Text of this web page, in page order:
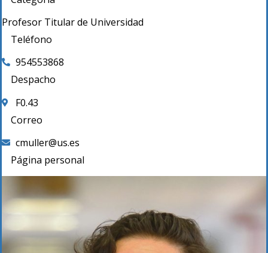
Profesor Titular de Universidad
Teléfono
954553868
Despacho
F0.43
Correo
cmuller@us.es
Página personal